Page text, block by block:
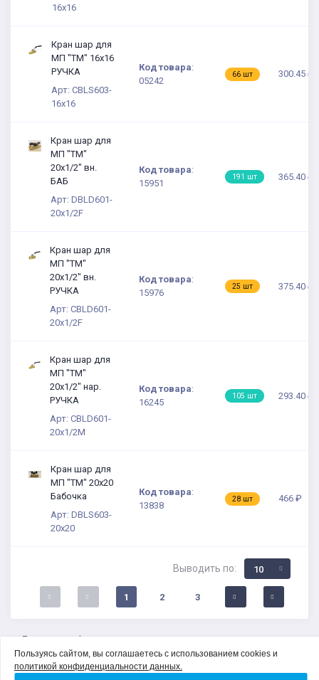
Пользуясь сайтом, вы соглашаетесь с использованием cookies и
политикой конфиденциальности данных.
16x16
Кран шар для
МП "TM" 16х16
РУЧКА
Арт: CBLS603-
16x16
Код товара:
05242
66 шт 300.45 ₽
Кран шар для
МП "TM"
20х1/2" вн.
БАБ
Арт: DBLD601-
20x1/2F
Код товара:
15951
191 шт 365.40 ₽
Кран шар для
МП "TM"
20х1/2" вн.
РУЧКА
Арт: СBLD601-
20x1/2F
Код товара:
15976
25 шт 375.40 ₽
Кран шар для
МП "TM"
20х1/2" нар.
РУЧКА
Арт: CBLD601-
20x1/2M
Код товара:
16245
105 шт 293.40 ₽
Кран шар для
МП "TM" 20х20
Бабочка
Арт: DBLS603-
20x20
Код товара:
13838
28 шт 466 ₽
Выводить по: 10
1 2 3
Политика конфиденциальности
Соглашение на обработку персональных данных
О компании